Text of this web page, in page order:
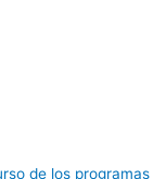
de los programas